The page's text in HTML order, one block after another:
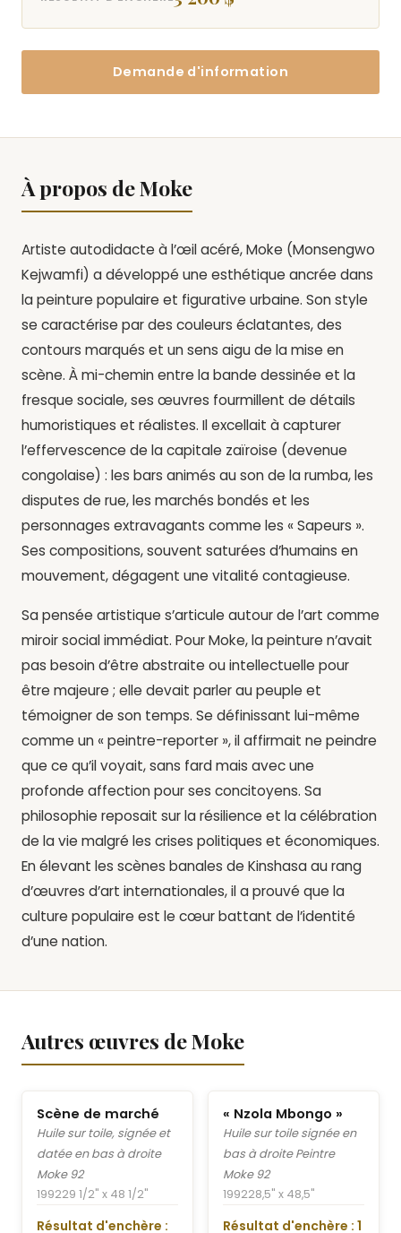
Demande d'information
À propos de Moke
Artiste autodidacte à l’œil acéré, Moke (Monsengwo
Kejwamfi) a développé une esthétique ancrée dans
la peinture populaire et figurative urbaine. Son style
se caractérise par des couleurs éclatantes, des
contours marqués et un sens aigu de la mise en
scène. À mi-chemin entre la bande dessinée et la
fresque sociale, ses œuvres fourmillent de détails
humoristiques et réalistes. Il excellait à capturer
l’effervescence de la capitale zaïroise (devenue
congolaise) : les bars animés au son de la rumba, les
disputes de rue, les marchés bondés et les
personnages extravagants comme les « Sapeurs ».
Ses compositions, souvent saturées d’humains en
mouvement, dégagent une vitalité contagieuse.
Sa pensée artistique s’articule autour de l’art comme
miroir social immédiat. Pour Moke, la peinture n’avait
pas besoin d’être abstraite ou intellectuelle pour
être majeure ; elle devait parler au peuple et
témoigner de son temps. Se définissant lui-même
comme un « peintre-reporter », il affirmait ne peindre
que ce qu’il voyait, sans fard mais avec une
profonde affection pour ses concitoyens. Sa
philosophie reposait sur la résilience et la célébration
de la vie malgré les crises politiques et économiques.
En élevant les scènes banales de Kinshasa au rang
d’œuvres d’art internationales, il a prouvé que la
culture populaire est le cœur battant de l’identité
d’une nation.
Autres œuvres de Moke
Scène de marché
Huile sur toile, signée et
datée en bas à droite
Moke 92
199229 1/2" x 48 1/2"
Résultat d'enchère :
« Nzola Mbongo »
Huile sur toile signée en
bas à droite Peintre
Moke 92
199228,5" x 48,5"
Résultat d'enchère : 1